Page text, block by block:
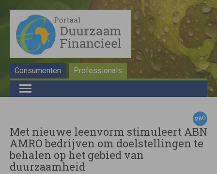
Consumenten Professionals
Met nieuwe leenvorm stimuleert ABN
AMRO bedrijven om doelstellingen te
behalen op het gebied van
duurzaamheid